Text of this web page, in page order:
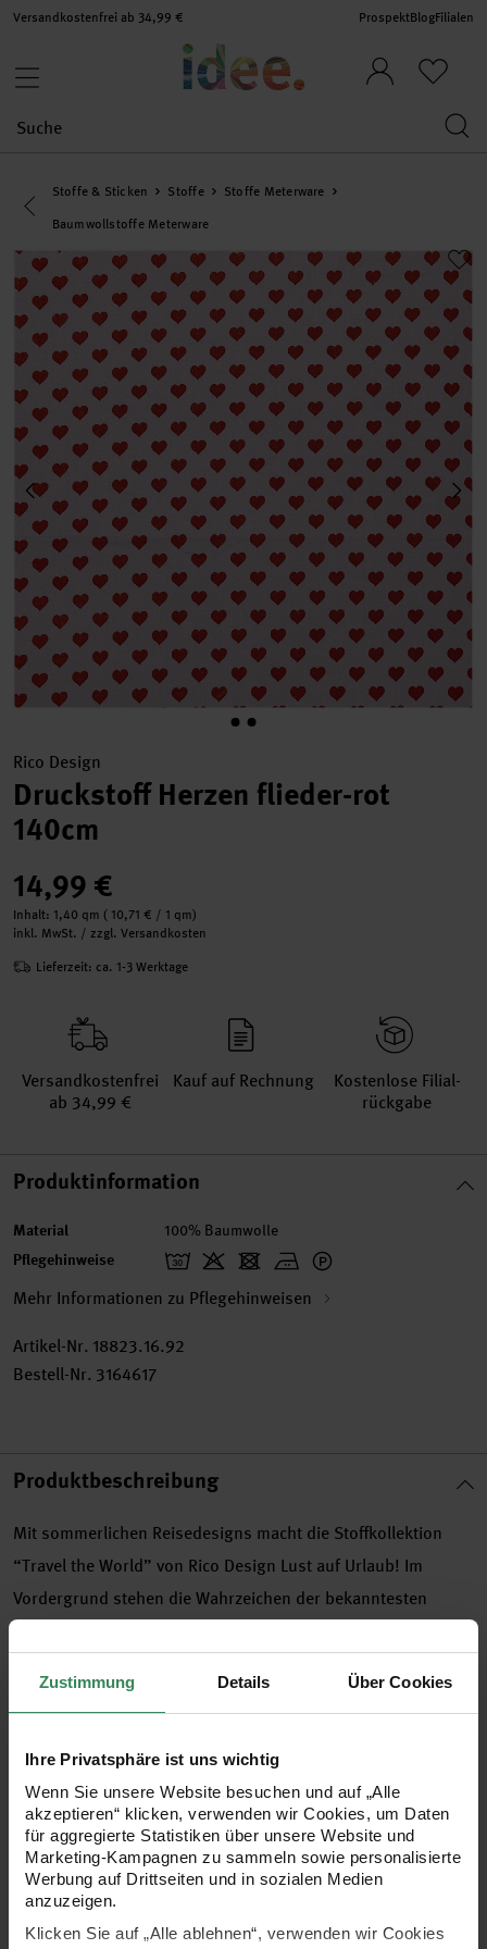
Zustimmung Details Über Cookies
Ihre Privatsphäre ist uns wichtig
Wenn Sie unsere Website besuchen und auf „Alle
akzeptieren“ klicken, verwenden wir Cookies, um Daten
für aggregierte Statistiken über unsere Website und
Marketing-Kampagnen zu sammeln sowie personalisierte
Werbung auf Drittseiten und in sozialen Medien
anzuzeigen.
Klicken Sie auf „Alle ablehnen“, verwenden wir Cookies
Versandkostenfrei ab 34,99 € ProspektBlogFilialen
Eine Kategorie zurück navigieren
Stoffe & Sticken Stoffe
Stoffe Meterware
Baumwollstoffe Meterware
Rico Design
Druckstoff Herzen flieder-rot
140cm
14,99 €
Inhalt: 1,40 qm ( 10,71 € / 1 qm)
inkl. MwSt. / zzgl. Versandkosten
Lieferzeit: ca. 1-3 Werktage
Versand­kosten­frei
ab 34,99 €
Kauf auf Rechnung
Kosten­lose Filial­
rückgabe
Produktinformation
Material 100% Baumwolle
Pflegehinweise
Mehr Informationen zu Pflegehinweisen
Artikel-Nr. 18823.16.92
Bestell-Nr. 3164617
Produktbeschreibung
Mit sommerlichen Reisedesigns macht die Stoffkollektion
“Travel the World” von Rico Design Lust auf Urlaub! Im
Vordergrund stehen die Wahrzeichen der bekanntesten
praktische Reise-, Outdoor- oder dekorative Home-
Druckstoff aus 100% Baumwolle
145 g/m²
Ballenbreite: 140 cm
Motiv: Herzen, flieder-rot
bei 30°C waschbar, Einlauf bis 6%